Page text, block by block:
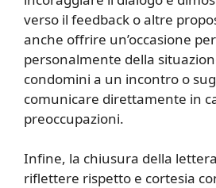
verso il feedback o altre
anche offrire un’occasione
personalmente della
condomini a un incontro o
comunicare direttamente in
preoccupazioni.
Infine, la chiusura della
riflettere rispetto e cortesia